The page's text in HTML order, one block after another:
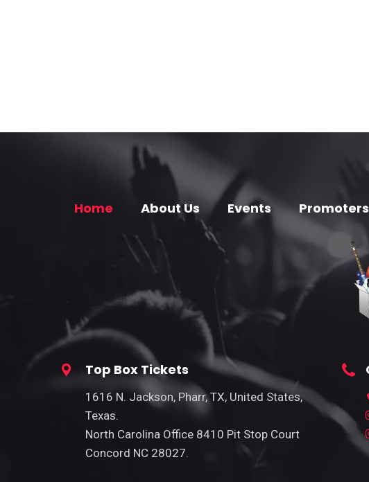
Home About Us Events Promoters
Top Box Tickets
1616 N. Jackson, Pharr, TX, United States,
Texas.
North Carolina Office 8410 Pit Stop Court
Concord NC 28027.